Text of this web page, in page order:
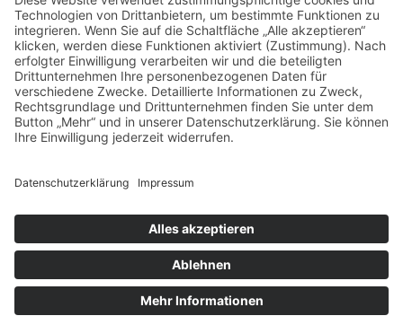
Bitte füllen Sie das Formular mit allen Pflichtfeldern aus, um einen
reibungslosen Ablauf in unserer Praxis sicherzustellen.
Praxisgemeinschaft
Zahnärzte AlsterCity
Osterbekstraße 90 c
22083 Hamburg
(2 Stunden kostenfrei!)
Telefon: 040 / 2 70 38 56
Telefax: 040 / 2 70 60 85
Diese E-Mail-Adresse ist vor Spambots geschützt! Zur Anzeige
muss JavaScript eingeschaltet sein.
© Copyright 2018 | Zahnärzte AlsterCity - Praxisgemeinschaft Dr.